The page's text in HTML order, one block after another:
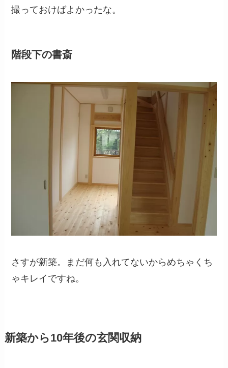
撮っておけばよかったな。
階段下の書斎
さすが新築。まだ何も入れてないからめちゃくち
ゃキレイですね。
新築から10年後の玄関収納